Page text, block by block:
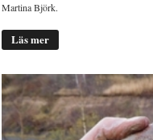
Martina Björk.
Läs mer